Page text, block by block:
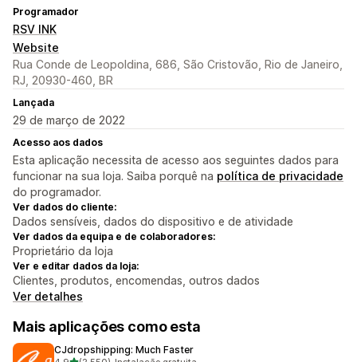
Programador
RSV INK
Website
Rua Conde de Leopoldina, 686, São Cristovão, Rio de Janeiro,
RJ, 20930-460, BR
Lançada
29 de março de 2022
Acesso aos dados
Esta aplicação necessita de acesso aos seguintes dados para
funcionar na sua loja. Saiba porquê na política de privacidade
do programador.
Ver dados do cliente:
Dados sensíveis, dados do dispositivo e de atividade
Ver dados da equipa e de colaboradores:
Proprietário da loja
Ver e editar dados da loja:
Clientes, produtos, encomendas, outros dados
Ver detalhes
Mais aplicações como esta
CJdropshipping: Much Faster